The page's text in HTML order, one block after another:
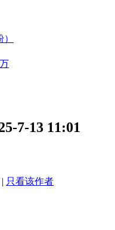
7-13 11:01
| 只看该作者